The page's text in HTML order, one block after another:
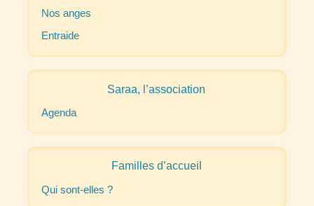
Nos anges
Entraide
Saraa, l’association
Agenda
Familles d’accueil
Qui sont-elles ?